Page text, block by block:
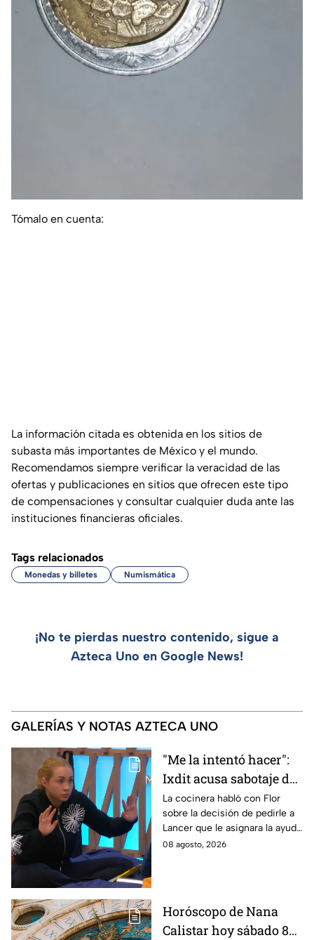
Tómalo en cuenta:
La información citada es obtenida en los sitios de
subasta más importantes de México y el mundo.
Recomendamos siempre verificar la veracidad de las
ofertas y publicaciones en sitios que ofrecen este tipo
de compensaciones y consultar cualquier duda ante las
instituciones financieras oficiales.
Tags relacionados
Monedas y billetes Numismática
¡No te pierdas nuestro contenido, sigue a
Azteca Uno en Google News!
GALERÍAS Y NOTAS AZTECA UNO
"Me la intentó hacer":
Ixdit acusa sabotaje de
Ramahá en la pasada
gala de salvación de
MasterChef 24/7
La cocinera habló con Flor
sobre la decisión de pedirle a
Lancer que le asignara la ayuda
de Ramahá y no la de Daniela
08 agosto, 2026
Horóscopo de Nana
Calistar hoy sábado 8